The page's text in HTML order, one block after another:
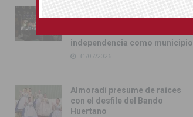
Pilar de la Horadada
independencia como municipio
31/07/2026
Almoradí presume de raíces
con el desfile del Bando
Huertano